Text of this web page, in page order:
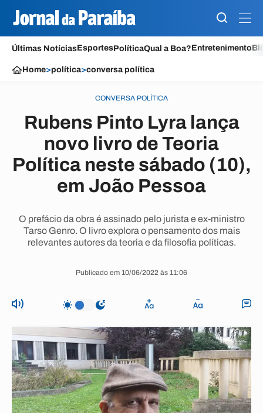
Últimas NotíciasEsportesPolíticaQual a Boa?Entretenimento
Home>política>conversa política
CONVERSA POLÍTICA
Rubens Pinto Lyra lança
novo livro de Teoria
Política neste sábado (10),
em João Pessoa
O prefácio da obra é assinado pelo jurista e ex-ministro
Tarso Genro. O livro explora o pensamento dos mais
relevantes autores da teoria e da filosofia políticas.
Publicado em 10/06/2022 às 11:06